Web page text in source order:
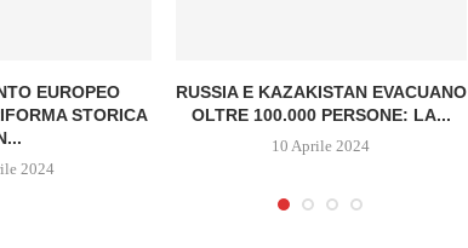
EUROPEO
STORICA
2024
RUSSIA E KAZAKISTAN EVACUANO
OLTRE 100.000 PERSONE: LA...
10 Aprile 2024